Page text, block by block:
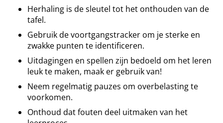
Herhaling is de sleutel tot het onthouden van de
tafel.
Gebruik de voortgangstracker om je sterke en
zwakke punten te identificeren.
Uitdagingen en spellen zijn bedoeld om het leren
leuk te maken, maak er gebruik van!
Neem regelmatig pauzes om overbelasting te
voorkomen.
Onthoud dat fouten deel uitmaken van het